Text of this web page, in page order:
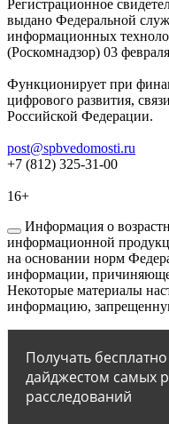
Регистрационное
выдано Федеральной
информационных
(Роскомнадзор) 03
Функционирует при
цифрового развития,
Российской Федерации.
post@spbvedomosti.ru
+7 (812) 325-31-00
16+
Информация о
информационной
на основании норм
информации,
Некоторые материалы
информацию,
Получать
дайджестом самых
расследований